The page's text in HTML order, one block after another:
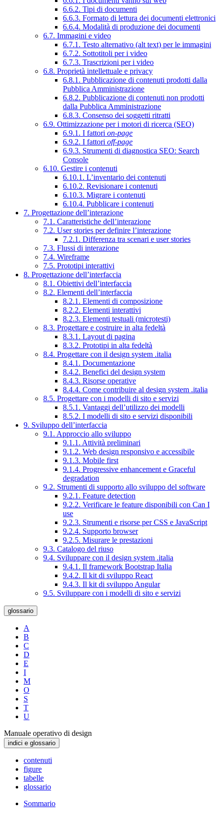
6.6.2. Tipi di documenti
6.6.3. Formato di lettura dei documenti elettronici
6.6.4. Modalità di produzione dei documenti
6.7. Immagini e video
6.7.1. Testo alternativo (alt text) per le immagini
6.7.2. Sottotitoli per i video
6.7.3. Trascrizioni per i video
6.8. Proprietà intellettuale e privacy
6.8.1. Pubblicazione di contenuti prodotti dalla
Pubblica Amministrazione
6.8.2. Pubblicazione di contenuti non prodotti
dalla Pubblica Amministrazione
6.8.3. Consenso dei soggetti ritratti
6.9. Ottimizzazione per i motori di ricerca (SEO)
6.9.1. I fattori on-page
6.9.2. I fattori off-page
6.9.3. Strumenti di diagnostica SEO: Search
Console
6.10. Gestire i contenuti
6.10.1. L’inventario dei contenuti
6.10.2. Revisionare i contenuti
6.10.3. Migrare i contenuti
6.10.4. Pubblicare i contenuti
7. Progettazione dell’interazione
7.1. Caratteristiche dell’interazione
7.2. User stories per definire l’interazione
7.2.1. Differenza tra scenari e user stories
7.3. Flussi di interazione
7.4. Wireframe
7.5. Prototipi interattivi
8. Progettazione dell’interfaccia
8.1. Obiettivi dell’interfaccia
8.2. Elementi dell’interfaccia
8.2.1. Elementi di composizione
8.2.2. Elementi interattivi
8.2.3. Elementi testuali (microtesti)
8.3. Progettare e costruire in alta fedeltà
8.3.1. Layout di pagina
8.3.2. Prototipi in alta fedeltà
8.4. Progettare con il design system .italia
8.4.1. Documentazione
8.4.2. Benefici del design system
8.4.3. Risorse operative
8.4.4. Come contribuire al design system .italia
8.5. Progettare con i modelli di sito e servizi
8.5.1. Vantaggi dell’utilizzo dei modelli
8.5.2. I modelli di sito e servizi disponibili
9. Sviluppo dell’interfaccia
9.1. Approccio allo sviluppo
9.1.1. Attività preliminari
9.1.2. Web design responsivo e accessibile
9.1.3. Mobile first
9.1.4. Progressive enhancement e Graceful
degradation
9.2. Strumenti di supporto allo sviluppo del software
9.2.1. Feature detection
9.2.2. Verificare le feature disponibili con Can I
use
9.2.3. Strumenti e risorse per CSS e JavaScript
9.2.4. Supporto browser
9.2.5. Misurare le prestazioni
9.3. Catalogo del riuso
9.4. Sviluppare con il design system .italia
9.4.1. Il framework Bootstrap Italia
9.4.2. Il kit di sviluppo React
9.4.3. Il kit di sviluppo Angular
9.5. Sviluppare con i modelli di sito e servizi
glossario
A
B
C
D
E
I
M
O
S
T
U
Manuale operativo di design
indici e glossario
contenuti
figure
tabelle
glossario
Sommario